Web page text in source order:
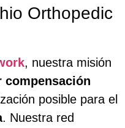
Orthopedic
, nuestra misión
compensación
posible para el
. Nuestra red